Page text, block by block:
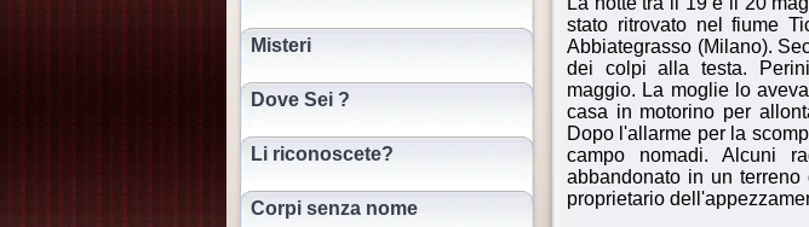
Misteri
Dove Sei ?
Li riconoscete?
Corpi senza nome
stato ritrovato nel fiume
Abbiategrasso (Milano).
dei colpi alla testa.
maggio. La moglie lo
casa in motorino per
Dopo l'allarme per la
campo nomadi. Alcuni
abbandonato in un
proprietario